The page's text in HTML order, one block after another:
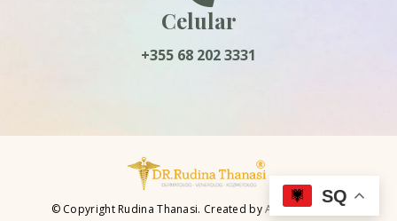
Celular
+355 68 202 3331
© Copyright Rudina Thanasi. Created byAhead Creative
SQ